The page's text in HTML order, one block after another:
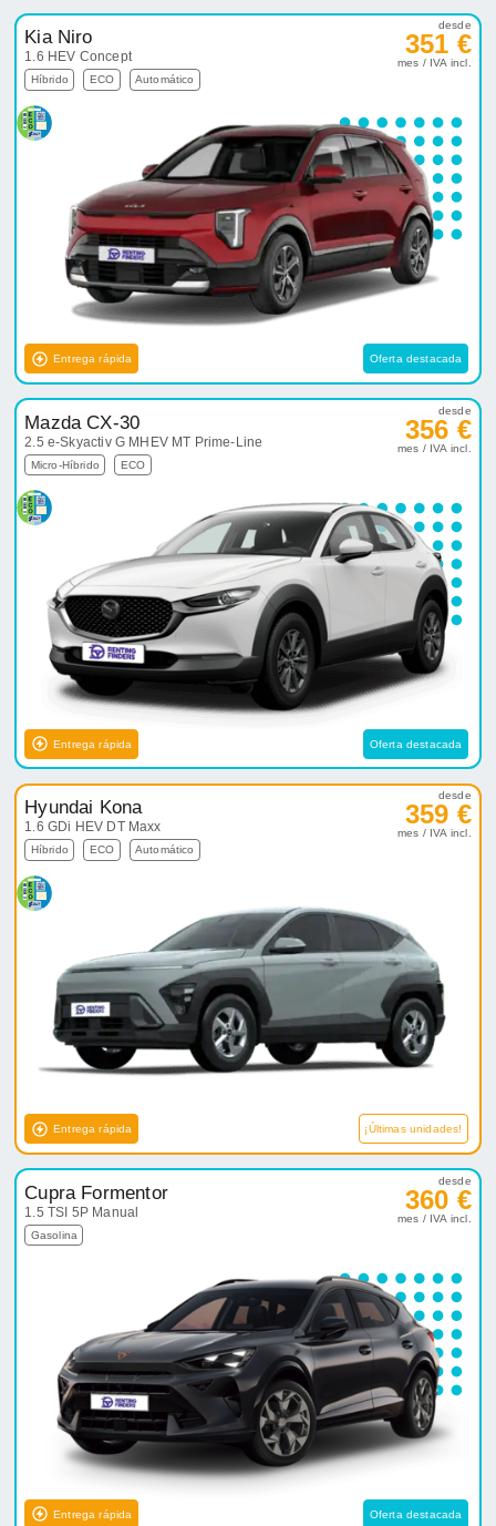
Kia Niro
1.6 HEV Concept
Híbrido ECO Automático
desde
351 €
mes / IVA incl.
Entrega rápida Oferta destacada
Mazda CX-30
2.5 e-Skyactiv G MHEV MT Prime-Line
Micro-Híbrido ECO
desde
356 €
mes / IVA incl.
Entrega rápida Oferta destacada
Hyundai Kona
1.6 GDi HEV DT Maxx
Híbrido ECO Automático
desde
359 €
mes / IVA incl.
Entrega rápida ¡Últimas unidades!
Cupra Formentor
1.5 TSI 5P Manual
Gasolina
desde
360 €
mes / IVA incl.
Entrega rápida Oferta destacada